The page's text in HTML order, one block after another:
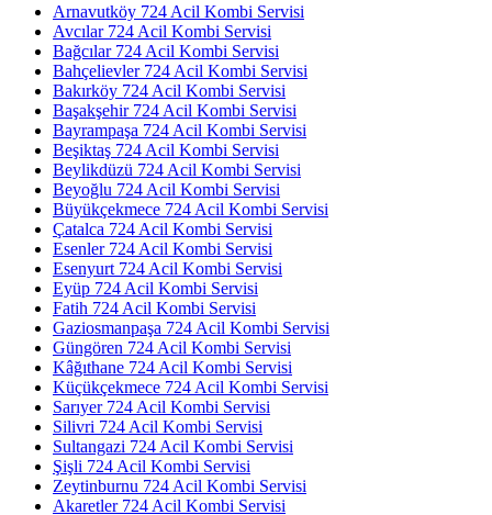
Arnavutköy 724 Acil Kombi Servisi
Avcılar 724 Acil Kombi Servisi
Bağcılar 724 Acil Kombi Servisi
Bahçelievler 724 Acil Kombi Servisi
Bakırköy 724 Acil Kombi Servisi
Başakşehir 724 Acil Kombi Servisi
Bayrampaşa 724 Acil Kombi Servisi
Beşiktaş 724 Acil Kombi Servisi
Beylikdüzü 724 Acil Kombi Servisi
Beyoğlu 724 Acil Kombi Servisi
Büyükçekmece 724 Acil Kombi Servisi
Çatalca 724 Acil Kombi Servisi
Esenler 724 Acil Kombi Servisi
Esenyurt 724 Acil Kombi Servisi
Eyüp 724 Acil Kombi Servisi
Fatih 724 Acil Kombi Servisi
Gaziosmanpaşa 724 Acil Kombi Servisi
Güngören 724 Acil Kombi Servisi
Kâğıthane 724 Acil Kombi Servisi
Küçükçekmece 724 Acil Kombi Servisi
Sarıyer 724 Acil Kombi Servisi
Silivri 724 Acil Kombi Servisi
Sultangazi 724 Acil Kombi Servisi
Şişli 724 Acil Kombi Servisi
Zeytinburnu 724 Acil Kombi Servisi
Akaretler 724 Acil Kombi Servisi